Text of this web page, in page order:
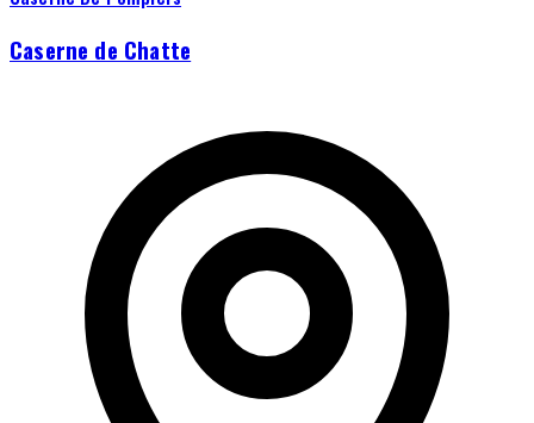
Caserne de Chatte